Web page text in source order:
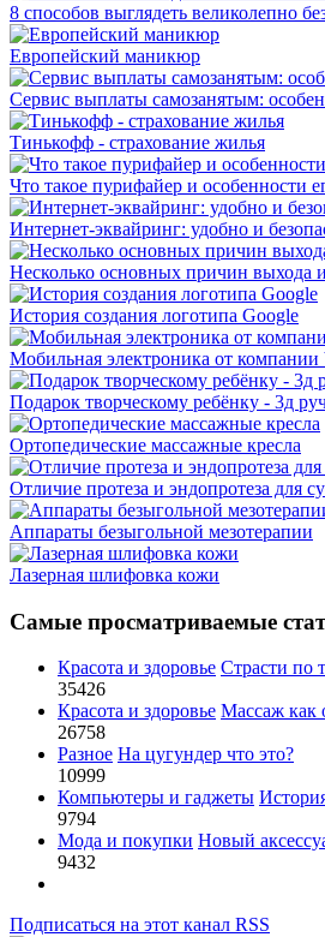
8 способов выглядеть великолепно
Европейский маникюр
Сервис выплаты самозанятым:
Тинькофф - страхование жилья
Что такое пурифайер и особенности
Интернет-эквайринг: удобно и
Несколько основных причин выхода
История создания логотипа Google
Мобильная электроника от компании
Подарок творческому ребёнку - 3д
Ортопедические массажные кресла
Отличие протеза и эндопротеза для
Аппараты безыгольной мезотерапии
Лазерная шлифовка кожи
Самые просматриваемые
Красота и здоровье Страсти по
35426
Красота и здоровье Массаж как
26758
Разное На цугундер что это?
10999
Компьютеры и гаджеты
9794
Мода и покупки Новый
9432
Подписаться на этот канал RSS